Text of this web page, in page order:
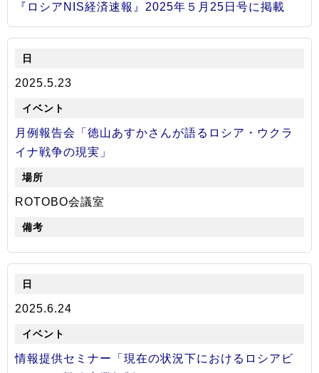
『ロシアNIS経済速報』2025年５月25日号に掲載
2025.5.23
月例報告会「徳山あすかさんが語るロシア・ウクラ
イナ戦争の現実」
ROTOBO会議室
2025.6.24
情報提供セミナー「現在の状況下におけるロシアビ